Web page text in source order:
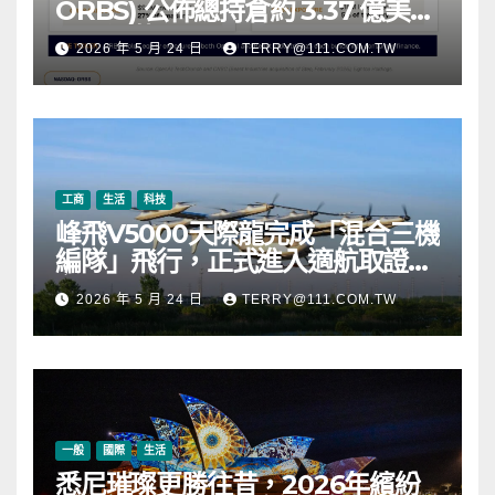
ORBS) 公佈總持倉約 3.37 億美
元，涵蓋 OpenAI、Beast
Industries、超過 11,000 枚以太
幣 (ETH) 及逾 2.83 億枚 WLD 代
幣
2026 年 5 月 24 日 TERRY@111.COM.TW
工商 生活 科技
峰飛V5000天際龍完成「混合三機
編隊」飛行，正式進入適航取證階
段2026 年 5 月 24 日 TERRY@111.COM.TW
一般 國際 生活
悉尼璀璨更勝往昔，2026年繽紛